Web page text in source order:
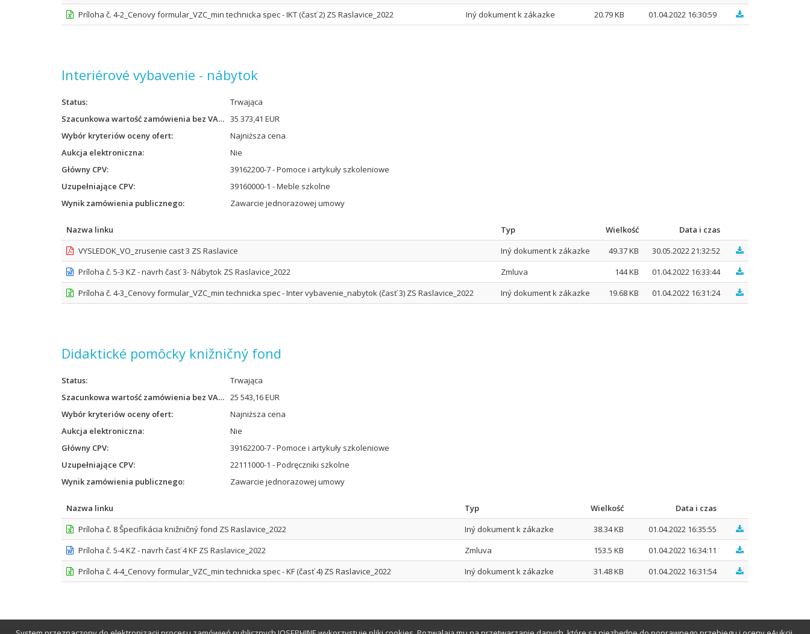
Príloha č. 4-2_Cenovy formular_VZC_min technicka spec - IKT (časť 2) ZS Raslavice_2022
Iný dokument k zákazke 20.79 KB 01.04.2022 16:30:59
Interiérové vybavenie - nábytok
Status
Trwająca
Szacunkowa wartość zamówienia bez VAT 35 373,41 EUR
Wybór kryteriów oceny ofert
Najniższa cena
Aukcja elektroniczna
Nie
Główny CPV
39162200-7 - Pomoce i artykuły szkoleniowe
Uzupełniające CPV
39160000-1 - Meble szkolne
Wynik zamówienia publicznego
Zawarcie jednorazowej umowy
Nazwa linku Typ Wielkość
Data i czas
VYSLEDOK_VO_zrusenie cast 3 ZS Raslavice
Iný dokument k zákazke 49.37 KB
30.05.2022 21:32:52
Príloha č. 5-3 KZ - navrh časť 3- Nábytok ZS Raslavice_2022
Zmluva 144 KB
01.04.2022 16:33:44
Príloha č. 4-3_Cenovy formular_VZC_min technicka spec - Inter vybavenie_nabytok (časť 3) ZS Raslavice_2022
Iný dokument k zákazke 19.68 KB 01.04.2022 16:31:24
Didaktické pomôcky knižničný fond
Status
Trwająca
Szacunkowa wartość zamówienia bez VAT 25 543,16 EUR
Wybór kryteriów oceny ofert
Najniższa cena
Aukcja elektroniczna
Nie
Główny CPV
39162200-7 - Pomoce i artykuły szkoleniowe
Uzupełniające CPV
22111000-1 - Podręczniki szkolne
Wynik zamówienia publicznego
Zawarcie jednorazowej umowy
Nazwa linku Typ Wielkość
Data i czas
Príloha č. 8 Špecifikácia knižničný fond ZS Raslavice_2022
Iný dokument k zákazke 38.34 KB
01.04.2022 16:35:55
Príloha č. 5-4 KZ - navrh časť 4 KF ZS Raslavice_2022
Zmluva 153.5 KB
01.04.2022 16:34:11
Príloha č. 4-4_Cenovy formular_VZC_min technicka spec - KF (časť 4) ZS Raslavice_2022
Iný dokument k zákazke 31.48 KB 01.04.2022 16:31:54